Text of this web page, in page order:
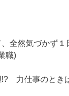
、全然気づかず
職)
!? 力仕事のとき